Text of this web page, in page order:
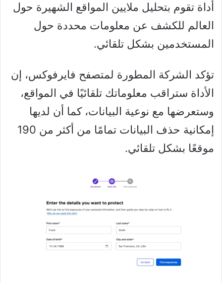
أداة تقوم بتحليل ملايين المواقع الشهيرة حول
العالم للكشف عن معلومات محددة حول
المستخدمين بشكل تلقائي.
تؤكد الشركة المطورة لمتصفح فايرفوكس، إن
الأداة ستراقب معلوماتك تلقائيًا في المواقع،
وستعرضها مع نوعية البيانات، كما أن لديها
إمكانية حذف البيانات تمامًا من أكثر من 190
موقعًا بشكل تلقائي.